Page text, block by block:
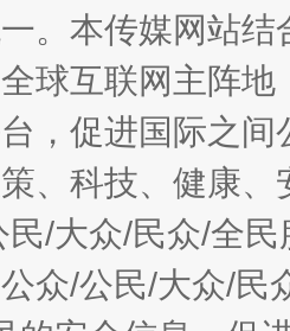
。本传媒网站
球互联网主阵
，促进国际之
、科技、健康
/大众/民众/全
众/公民/大众/民